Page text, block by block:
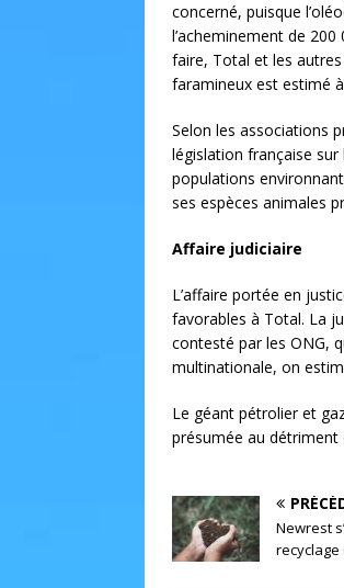
concerné, puisque
l’acheminement de
faire, Total et les
faramineux est estimé
Selon les associations
législation française
populations
ses espèces animales
Affaire judiciaire
L’affaire portée en
favorables à Total. La
contesté par les ONG,
multinationale, on
Le géant pétrolier et
présumée au détriment
Newrest